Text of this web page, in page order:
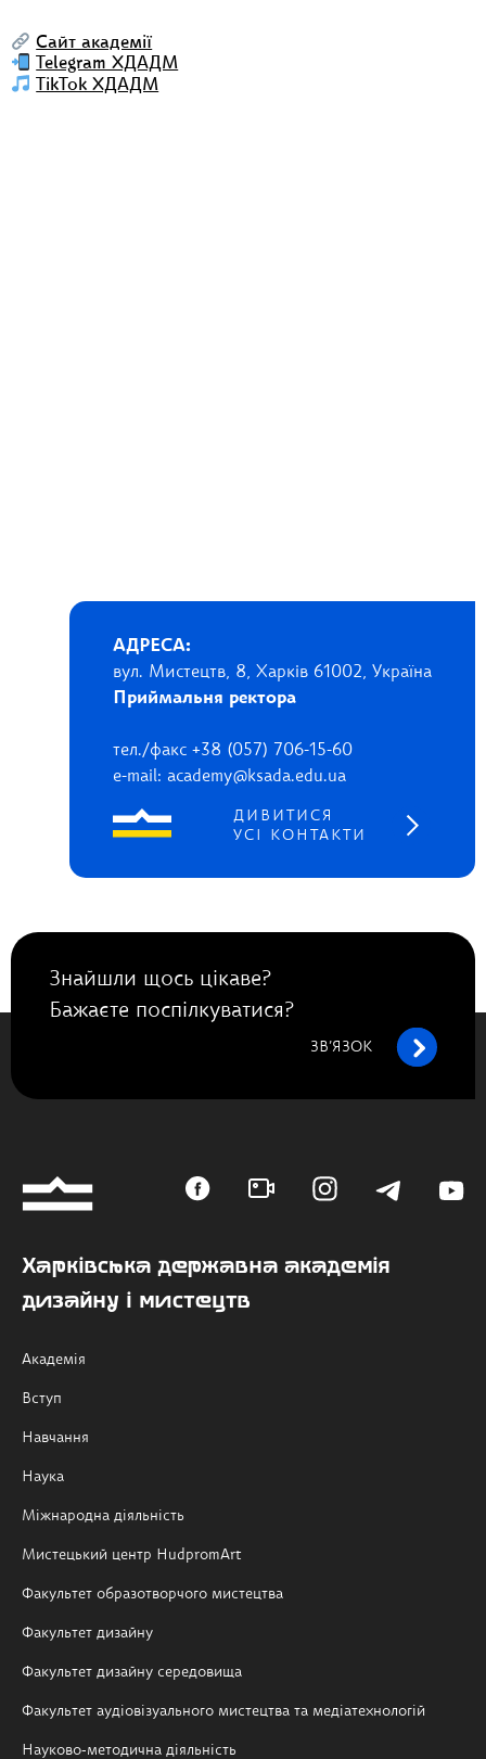
Сайт академії
Telegram ХДАДМ
TikTok ХДАДМ
АДРЕСА:
вул. Мистецтв, 8, Харків 61002, Україна
Приймальня ректора
тел./факс +38 (057) 706-15-60
e-mail: academy@ksada.edu.ua
ДИВИТИСЯ
УСІ КОНТАКТИ
Знайшли щось цікаве?
Бажаєте поспілкуватися?
ЗВ’ЯЗОК
Харківська державна академія
дизайну і мистецтв
Академія
Вступ
Навчання
Наука
Міжнародна діяльність
Мистецький центр HudpromArt
Факультет образотворчого мистецтва
Факультет дизайну
Факультет дизайну середовища
Факультет аудіовізуального мистецтва та медіатехнологій
Науково-методична діяльність